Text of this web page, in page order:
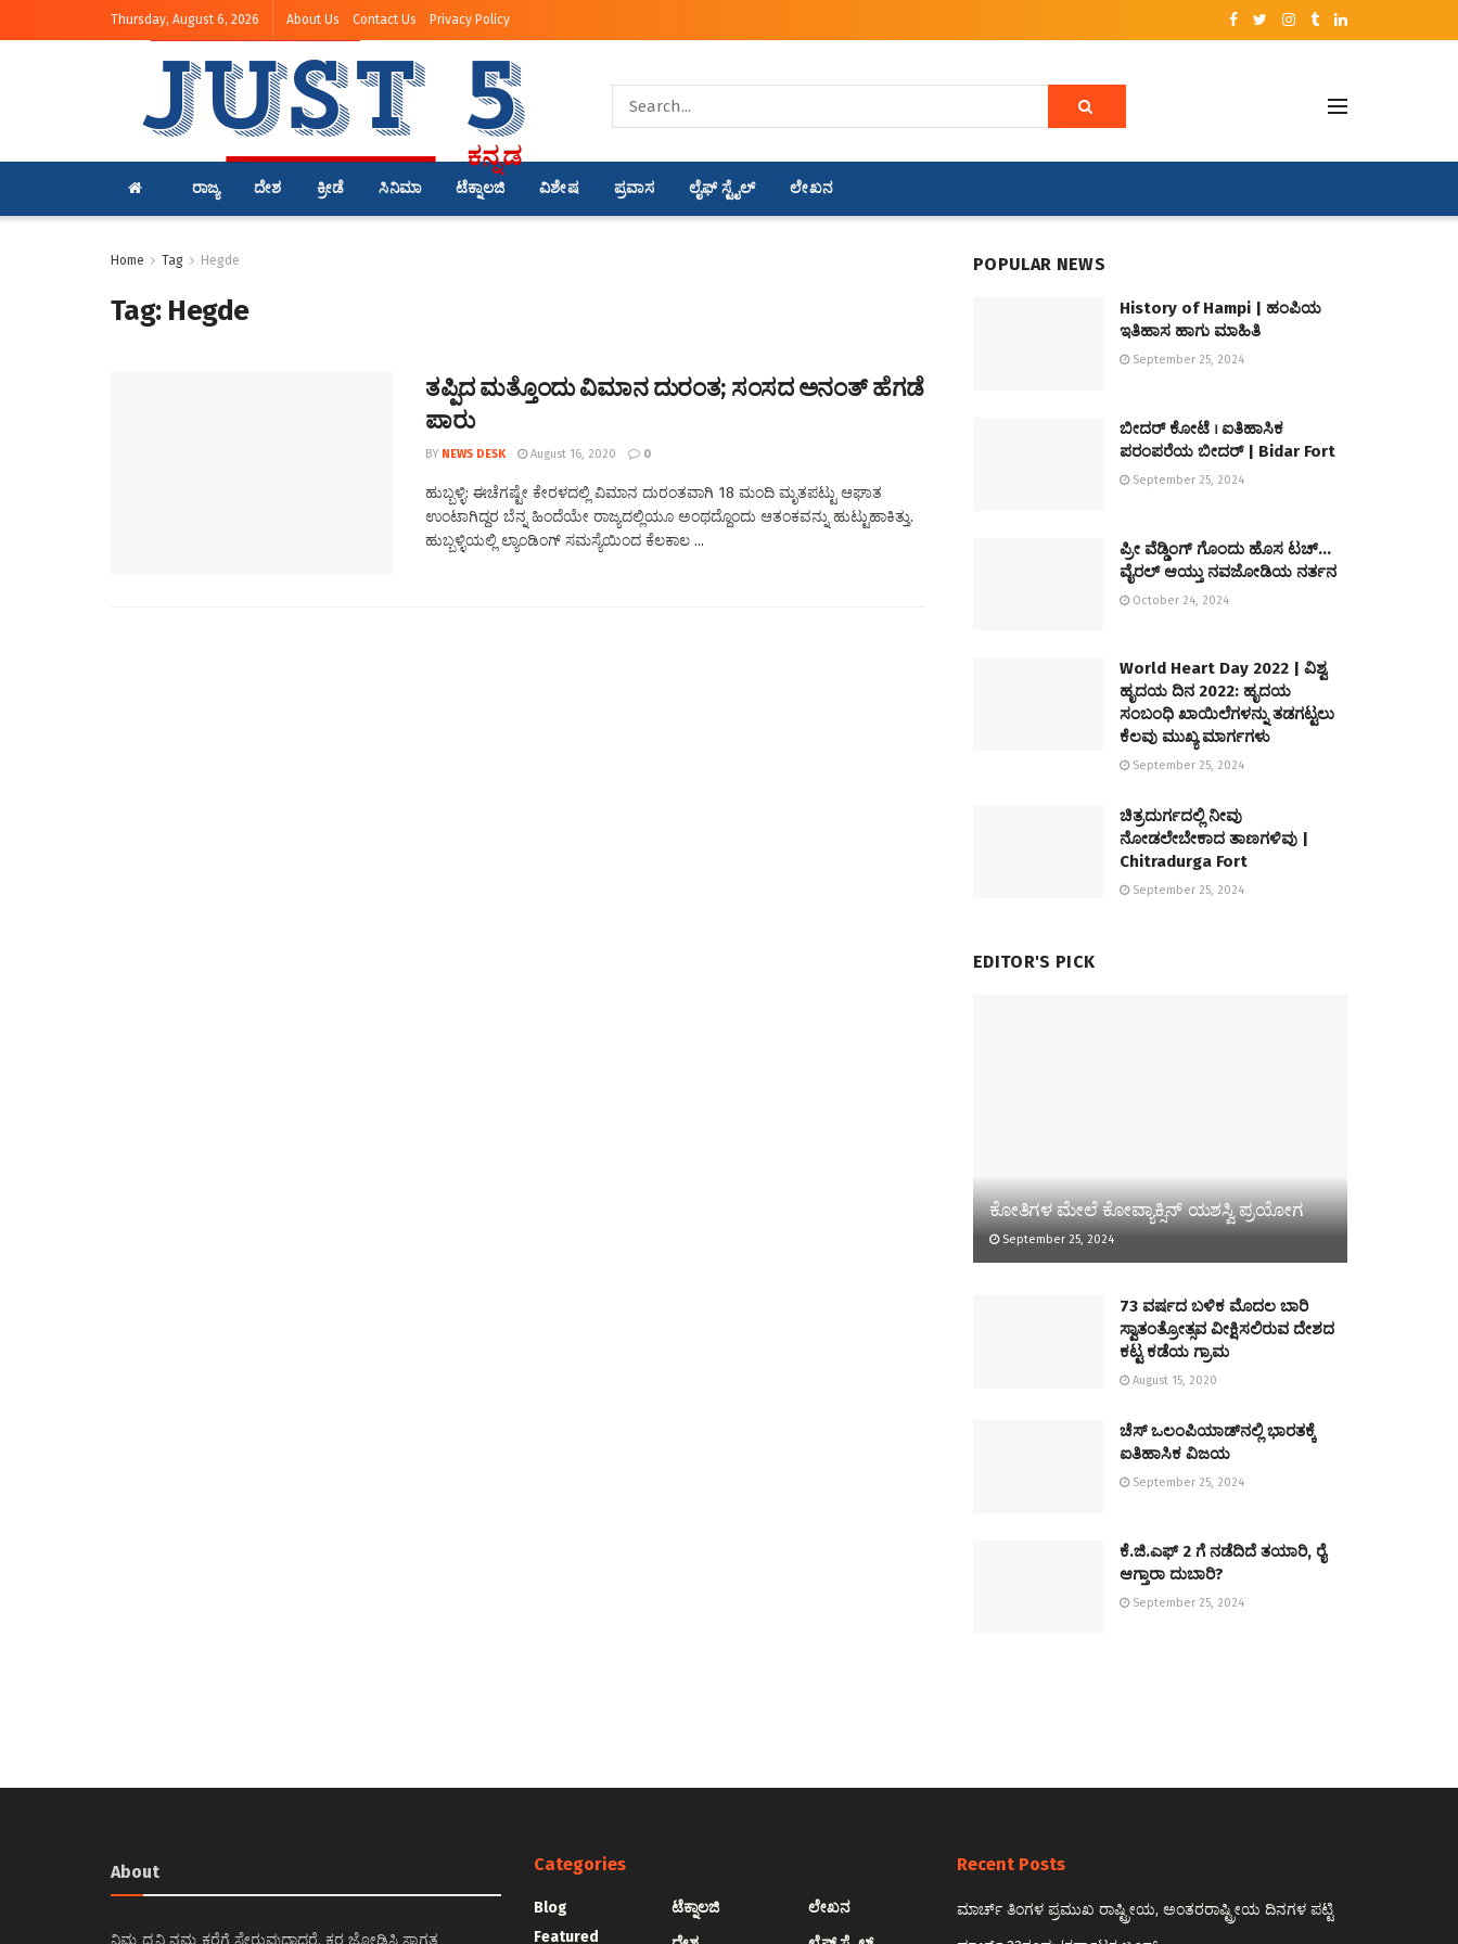
Thursday, August 6, 2026 About Us Contact Us Privacy Policy
ರಾಜ್ಯ ದೇಶ ಕ್ರೀಡೆ ಸಿನಿಮಾ ಟೆಕ್ನಾಲಜಿ ವಿಶೇಷ ಪ್ರವಾಸ ಲೈಫ್ ಸ್ಟೈಲ್ ಲೇಖನ
Home Tag Hegde
Tag: Hegde
ತಪ್ಪಿದ ಮತ್ತೊಂದು ವಿಮಾನ ದುರಂತ; ಸಂಸದ ಅನಂತ್ ಹೆಗಡೆ
ಪಾರು
BY NEWS DESK August 16, 2020 0
ಹುಬ್ಬಳ್ಳಿ: ಈಚೆಗಷ್ಟೇ ಕೇರಳದಲ್ಲಿ ವಿಮಾನ ದುರಂತವಾಗಿ 18 ಮಂದಿ ಮೃತಪಟ್ಟು ಆಘಾತ
ಉಂಟಾಗಿದ್ದರ ಬೆನ್ನ ಹಿಂದೆಯೇ ರಾಜ್ಯದಲ್ಲಿಯೂ ಅಂಥದ್ದೊಂದು ಆತಂಕವನ್ನು ಹುಟ್ಟುಹಾಕಿತ್ತು.
ಹುಬ್ಬಳ್ಳಿಯಲ್ಲಿ ಲ್ಯಾಂಡಿಂಗ್ ಸಮಸ್ಯೆಯಿಂದ ಕೆಲಕಾಲ ...
POPULAR NEWS
History of Hampi | ಹಂಪಿಯ
ಇತಿಹಾಸ ಹಾಗು ಮಾಹಿತಿ
September 25, 2024
ಬೀದರ್ ಕೋಟೆ । ಐತಿಹಾಸಿಕ
ಪರಂಪರೆಯ ಬೀದರ್ | Bidar Fort
September 25, 2024
ಪ್ರೀ ವೆಡ್ಡಿಂಗ್ ಗೊಂದು ಹೊಸ ಟಚ್…
ವೈರಲ್ ಆಯ್ತು ನವಜೋಡಿಯ ನರ್ತನ
October 24, 2024
World Heart Day 2022 | ವಿಶ್ವ
ಹೃದಯ ದಿನ 2022: ಹೃದಯ
ಸಂಬಂಧಿ ಖಾಯಿಲೆಗಳನ್ನು ತಡಗಟ್ಟಲು
ಕೆಲವು ಮುಖ್ಯ ಮಾರ್ಗಗಳು
September 25, 2024
ಚಿತ್ರದುರ್ಗದಲ್ಲಿ ನೀವು
ನೋಡಲೇಬೇಕಾದ ತಾಣಗಳಿವು |
Chitradurga Fort
September 25, 2024
EDITOR'S PICK
ಕೋತಿಗಳ ಮೇಲೆ ಕೋವ್ಯಾಕ್ಸಿನ್‌ ಯಶಸ್ವಿ ಪ್ರಯೋಗ
September 25, 2024
73 ವರ್ಷದ ಬಳಿಕ ಮೊದಲ ಬಾರಿ
ಸ್ವಾತಂತ್ರೋತ್ಸವ ವೀಕ್ಷಿಸಲಿರುವ ದೇಶದ
ಕಟ್ಟ ಕಡೆಯ ಗ್ರಾಮ
August 15, 2020
ಚೆಸ್‌ ಒಲಂಪಿಯಾಡ್‌ನಲ್ಲಿ ಭಾರತಕ್ಕೆ
ಐತಿಹಾಸಿಕ ವಿಜಯ
September 25, 2024
ಕೆ.ಜಿ.ಎಫ್‌ 2 ಗೆ ನಡೆದಿದೆ ತಯಾರಿ, ರೈ
ಆಗ್ತಾರಾ ದುಬಾರಿ?
September 25, 2024
About
ನಿಮ್ಮ ಧ್ವನಿ ನಮ್ಮ ಕರೆಗೆ ಸೇರುವುದಾದರೆ, ಕರ ಜೋಡಿಸಿ ಸ್ವಾಗತ
Categories
Blog
Featured
ಟೆಕ್ನಾಲಜಿ
ಲೇಖನ
Recent Posts
ಮಾರ್ಚ್ ತಿಂಗಳ ಪ್ರಮುಖ ರಾಷ್ಟ್ರೀಯ, ಅಂತರರಾಷ್ಟ್ರೀಯ ದಿನಗಳ ಪಟ್ಟಿ